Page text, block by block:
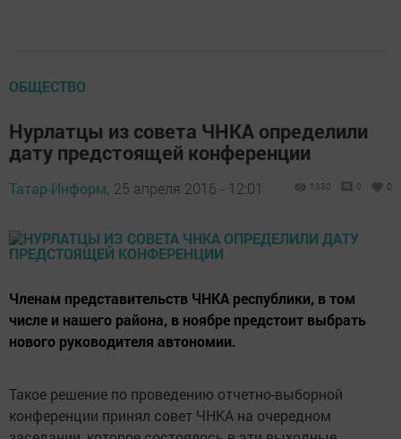
ОБЩЕСТВО
Нурлатцы из совета ЧНКА определили
дату предстоящей конференции
Татар-Информ, 25 апреля 2016 - 12:01 1330 0 0
Членам представительств ЧНКА республики, в том
числе и нашего района, в ноябре предстоит выбрать
нового руководителя автономии.
Такое решение по проведению отчетно-выборной
конференции принял совет ЧНКА на очередном